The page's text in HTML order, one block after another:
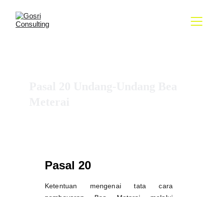
Pasal 20
Ketentuan mengenai tata cara